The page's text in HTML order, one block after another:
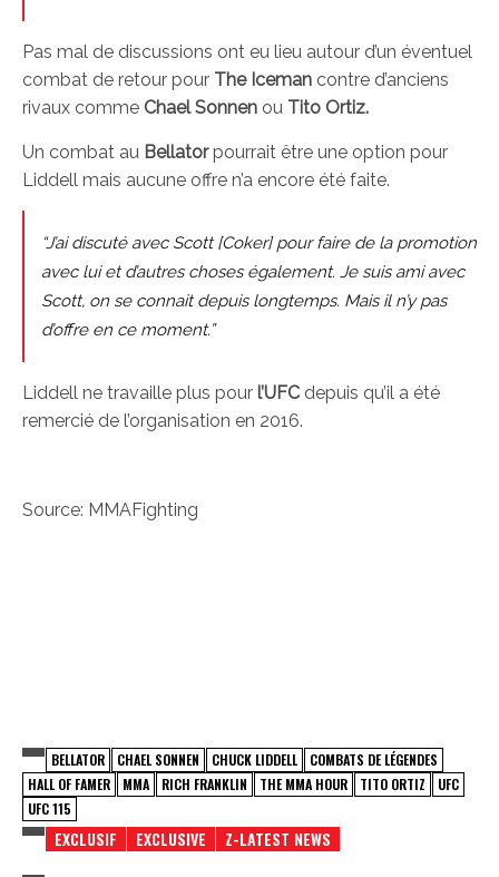
Pas mal de discussions ont eu lieu autour d’un éventuel
combat de retour pour The Iceman contre d’anciens
rivaux comme Chael Sonnen ou Tito Ortiz.
Un combat au Bellatorpourrait être une option pour
Liddell mais aucune offre n’a encore été faite.
“J’ai discuté avec Scott [Coker] pour faire de la promotion
avec lui et d’autres choses également. Je suis ami avec
Scott, on se connait depuis longtemps. Mais il n’y pas
d’offre en ce moment.”
Liddell ne travaille plus pour l’UFC depuis qu’il a été
remercié de l’organisation en 2016.
Source: MMAFighting
BELLATOR CHAEL SONNEN CHUCK LIDDELL
COMBATS DE LÉGENDES
HALL OF FAMER
MMA RICH FRANKLIN THE MMA HOUR TITO ORTIZ
UFC
UFC 115
EXCLUSIF EXCLUSIVE Z-LATEST NEWS